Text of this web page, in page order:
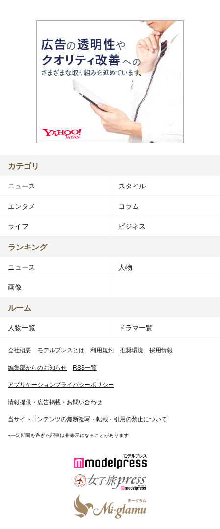
カテゴリ
ニュース スタイル
エンタメ コラム
ライフ ビジネス
ランキング
ニュース 人物
画像
ルーム
人物一覧 ドラマ一覧
会社概要 モデルプレスとは 利用規約 推奨環境 採用情報
編集部からのお知らせ RSS一覧
アプリケーションプライバシーポリシー
情報提供・広告掲載・お問い合わせ
当サイトコンテンツの無断複写・転載・引用の禁止について
※一定期間を過ぎた記事は非表示になることがあります